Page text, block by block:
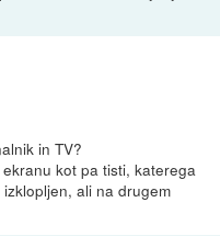
in TV?
kot pa tisti, katerega
ali na drugem